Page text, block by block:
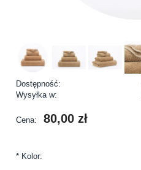
Dostępność:
Wysyłka w:
Cena: 80,00 zł
* Kolor: